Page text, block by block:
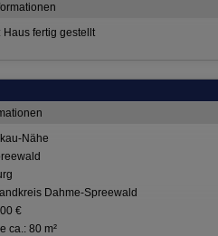
Haus fertig gestellt
Nähe
Dahme-Spreewald
€
ca.: 80 m²